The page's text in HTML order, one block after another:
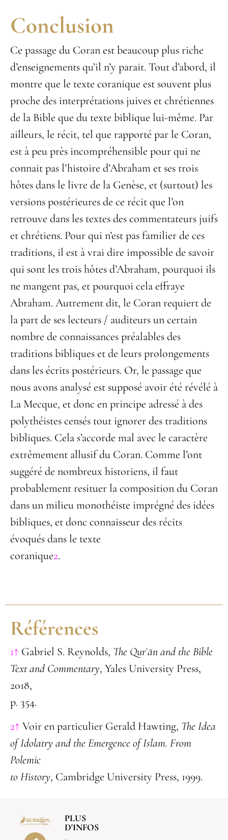
Conclusion
Ce passage du Coran est beaucoup plus riche
d’enseignements qu’il n’y parait. Tout d’abord, il
montre que le texte coranique est souvent plus
proche des interprétations juives et chrétiennes
de la Bible que du texte biblique lui-même. Par
ailleurs, le récit, tel que rapporté par le Coran,
est à peu près incompréhensible pour qui ne
connait pas l’histoire d’Abraham et ses trois
hôtes dans le livre de la Genèse, et (surtout) les
versions postérieures de ce récit que l’on
retrouve dans les textes des commentateurs juifs
et chrétiens. Pour qui n’est pas familier de ces
traditions, il est à vrai dire impossible de savoir
qui sont les trois hôtes d’Abraham, pourquoi ils
ne mangent pas, et pourquoi cela effraye
Abraham. Autrement dit, le Coran requiert de
la part de ses lecteurs / auditeurs un certain
nombre de connaissances préalables des
traditions bibliques et de leurs prolongements
dans les écrits postérieurs. Or, le passage que
nous avons analysé est supposé avoir été révélé à
La Mecque, et donc en principe adressé à des
polythéistes censés tout ignorer des traditions
bibliques. Cela s’accorde mal avec le caractère
extrêmement allusif du Coran. Comme l’ont
suggéré de nombreux historiens, il faut
probablement resituer la composition du Coran
dans un milieu monothéiste imprégné des idées
bibliques, et donc connaisseur des récits
évoqués dans le texte
coranique2.
Références
1↑ Gabriel S. Reynolds, The Qurʾān and the Bible
Text and Commentary, Yales University Press,
2018,
p. 354.
2↑ Voir en particulier Gerald Hawting, The Idea
of Idolatry and the Emergence of Islam. From
Polemic
to History, Cambridge University Press, 1999.
PLUS
D'INFOS